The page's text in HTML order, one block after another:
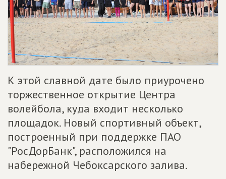
К этой славной дате было приурочено
торжественное открытие Центра
волейбола, куда входит несколько
площадок. Новый спортивный объект,
построенный при поддержке ПАО
"РосДорБанк", расположился на
набережной Чебоксарского залива.